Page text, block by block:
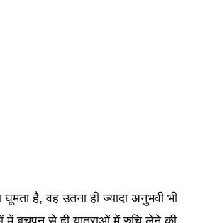
घूमता है, वह उतना ही ज्यादा अनुभवी भी